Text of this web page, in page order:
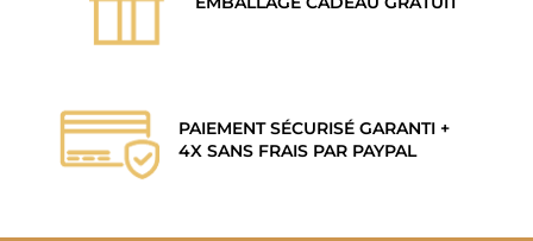
PAIEMENT SÉCURISÉ GARANTI +
4X SANS FRAIS PAR PAYPAL